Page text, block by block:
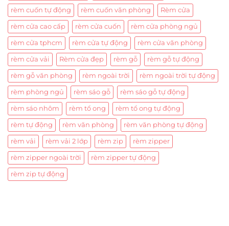
rèm cuốn tự động rèm cuốn văn phòng Rèm cửa
rèm cửa cao cấp rèm cửa cuốn rèm cửa phòng ngủ
rèm cửa tphcm rèm cửa tự động rèm cửa văn phòng
rèm cửa vải Rèm cửa đẹp rèm gỗ rèm gỗ tự động
rèm gỗ văn phòng rèm ngoài trời rèm ngoài trời tự động
rèm phòng ngủ rèm sáo gỗ rèm sáo gỗ tự động
rèm sáo nhôm rèm tổ ong rèm tổ ong tự động
rèm tự động rèm văn phòng rèm văn phòng tự động
rèm vải rèm vải 2 lớp rèm zip rèm zipper
rèm zipper ngoài trời rèm zipper tự động
rèm zip tự động